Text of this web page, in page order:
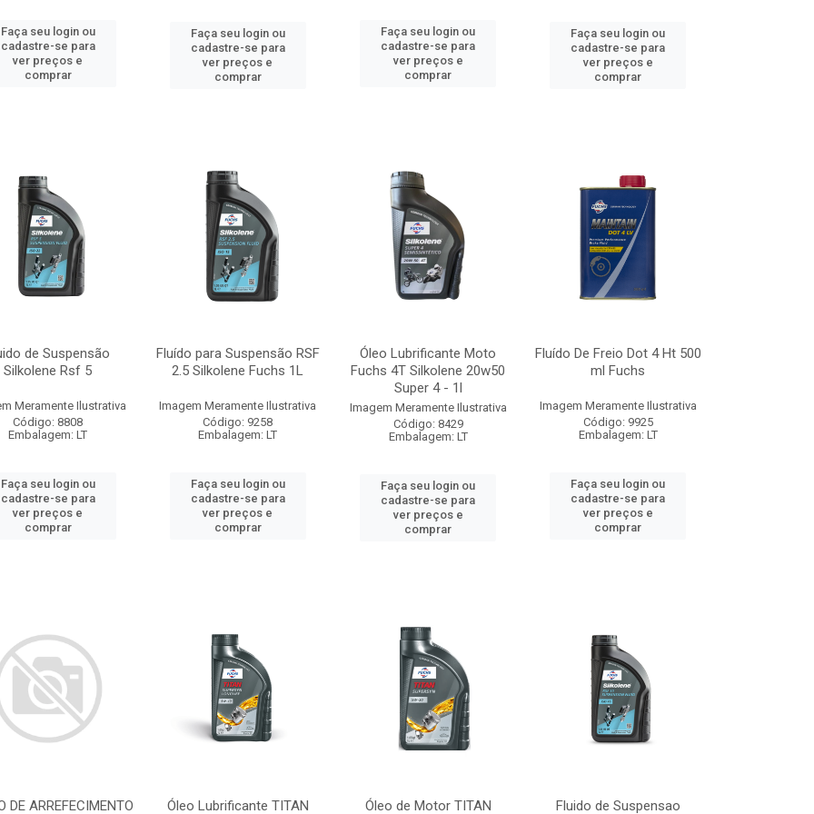
Faça seu login ou
cadastre-se para
ver preços e
comprar
Faça seu login ou
cadastre-se para
ver preços e
comprar
Faça seu login ou
cadastre-se para
ver preços e
comprar
Faça seu login ou
cadastre-se para
ver preços e
comprar
de Suspensão
Silkolene Rsf 5
Meramente Ilustrativa
Código: 8808
Embalagem: LT
Faça seu login ou
cadastre-se para
ver preços e
comprar
Fluído para Suspensão RSF
2.5 Silkolene Fuchs 1L
Imagem Meramente Ilustrativa
Código: 9258
Embalagem: LT
Faça seu login ou
cadastre-se para
ver preços e
comprar
Óleo Lubrificante Moto
Fuchs 4T Silkolene 20w50
Super 4 - 1l
Imagem Meramente Ilustrativa
Código: 8429
Embalagem: LT
Faça seu login ou
cadastre-se para
ver preços e
comprar
Fluído De Freio Dot 4 Ht 500
ml Fuchs
Imagem Meramente Ilustrativa
Código: 9925
Embalagem: LT
Faça seu login ou
cadastre-se para
ver preços e
comprar
DE ARREFECIMENTO Óleo Lubrificante TITAN Óleo de Motor TITAN Fluido de Suspensao